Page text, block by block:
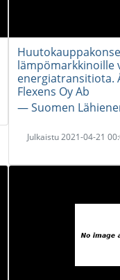
lämpömarkkinoille
energiatransitiota.
Flexens Oy Ab
― Suomen
Julkaistu 2021-04-21